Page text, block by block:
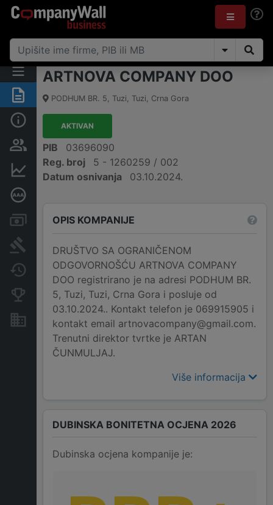
Sažetak
Osobe i vlasništvo
Finansijski podaci
Računi i blokade
Arhiva sudskih objava
Promjene
Konkurentne kompanije
Nekretnine i imovina
ARTNOVA COMPANY DOO
PODHUM BR. 5, Tuzi, Tuzi, Crna Gora
AKTIVAN
PIB
03696090
Reg. broj
5 - 1260259 / 002
Datum osnivanja
03.10.2024.
OPIS KOMPANIJE
DRUŠTVO SA OGRANIČENOM
ODGOVORNOŠĆU ARTNOVA COMPANY
DOO registrirano je na adresi PODHUM BR.
5, Tuzi, Tuzi, Crna Gora i posluje od
03.10.2024.. Kontakt telefon je 069915905 i
kontakt email artnovacompany@gmail.com.
Trenutni direktor tvrtke je ARTAN
ČUNMULJAJ.
Više informacija
DUBINSKA BONITETNA OCJENA 2026
Dubinska ocjena kompanije je: